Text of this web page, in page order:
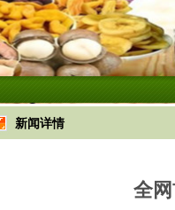
新闻详情
全